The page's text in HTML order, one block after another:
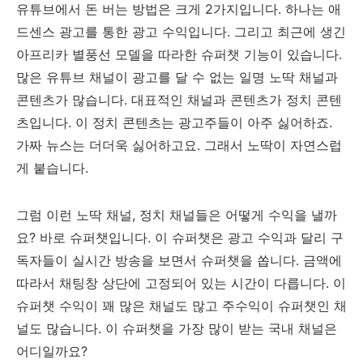
유튜브에서 돈 버는 방법은 크게 2가지입니다. 하나는 애
드센스 광고를 통한 광고 수익입니다. 그리고 최근에 생긴
아프리카 별풍선 모델을 따라한 슈퍼챗 기능이 있습니다.
많은 유튜브 채널이 광고를 달 수 없는 일명 노딱 채널과
콘텐츠가 많습니다. 대표적인 채널과 콘텐츠가 정치 콘텐
츠입니다. 이 정치 콘텐츠는 광고주들이 아주 싫어하죠.
가짜 뉴스는 더더욱 싫어하고요. 그래서 노딱이 자연스럽
게 붙습니다.
그럼 이런 노딱 채널, 정치 채널들은 어떻게 수익을 낼까
요? 바로 슈퍼챗입니다. 이 슈퍼챗은 광고 수익과 달리 구
독자들이 실시간 방송을 보면서 슈퍼챗을 쏩니다. 금액에
따라서 채팅창 상단에 고정되어 있는 시간이 다릅니다. 이
슈퍼챗 수익이 꽤 많은 채널도 많고 주수익이 슈퍼챗인 채
널도 많습니다. 이 슈퍼챗을 가장 많이 받는 국내 채널은
어디일까요?